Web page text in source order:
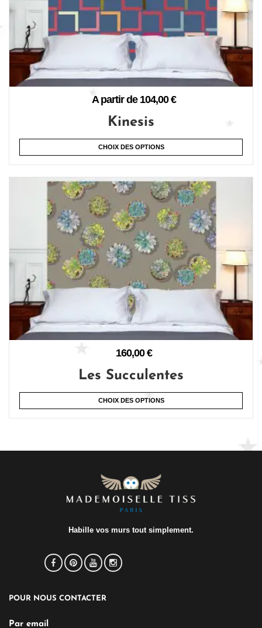
A partir de 104,00€
Kinesis
CHOIX DES OPTIONS
160,00€
Les Succulentes
CHOIX DES OPTIONS
Habille vos murs tout simplement.
POUR NOUS CONTACTER
Par email